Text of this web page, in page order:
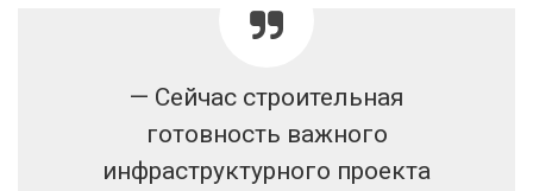
— Сейчас строительная
готовность важного
инфраструктурного проекта